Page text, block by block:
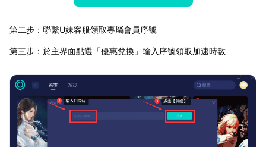
第二步：聯繫U妹客服領取專屬會員序號
第三步：於主界面點選「優惠兌換」輸入序號領取加速時數